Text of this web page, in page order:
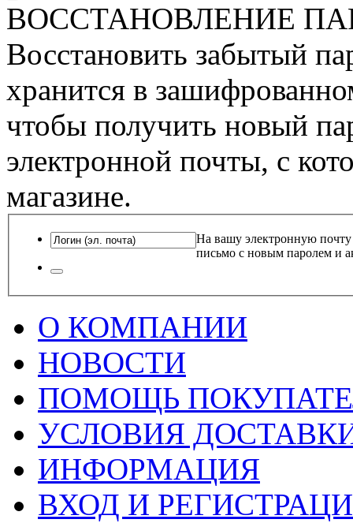
ВОССТАНОВЛЕНИЕ
Восстановить забытый
хранится в
чтобы получить новый
электронной почты, с
магазине.
На вашу электронную почту
письмо с новым паролем и
О КОМПАНИИ
НОВОСТИ
ПОМОЩЬ
УСЛОВИЯ
ИНФОРМАЦИЯ
ВХОД И